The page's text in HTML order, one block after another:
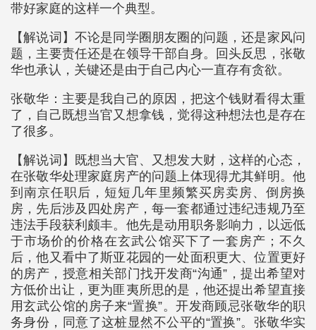
带好家庭的这样一个典型。
【解说词】不论是同学圈朋友圈的问题，还是家风问
题，主要责任还是在领导干部自身。回头反思，张敬
华也承认，关键还是由于自己内心一直存有贪欲。
张敬华：主要是我自己的原因，把这个钱财看得太重
了，自己既想当官又想拿钱，觉得这种想法也是存在
了很多。
【解说词】既想当大官、又想发大财，这样的心态，
在张敬华处理家庭房产的问题上体现得尤其鲜明。他
到南京任职后，短短几年里频繁买房卖房、倒房换
房，先后涉及四处房产，每一套都通过违纪违规乃至
违法手段获利颇丰。他先是动用职务影响力，以远低
于市场价的价格在玄武公馆买下了一套房产；不久
后，他又看中了斯亚花园的一处面积更大、位置更好
的房产，授意相关部门找开发商“沟通”，提出希望对
方低价出让，更为匪夷所思的是，他还提出希望直接
用玄武公馆的房子来“置换”。开发商顾忌张敬华的职
务身份，同意了这桩显然不公平的“置换”。张敬华实